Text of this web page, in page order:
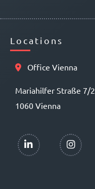
Locations
Office Vienna
Mariahilfer Straße 7/2
1060 Vienna